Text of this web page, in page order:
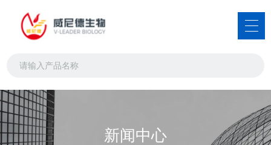
新闻中心